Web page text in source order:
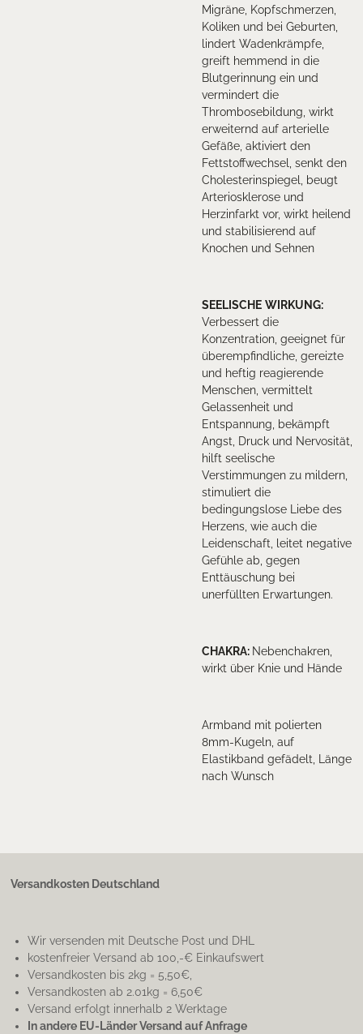
Migräne, Kopfschmerzen,
Koliken und bei Geburten,
lindert Wadenkrämpfe,
greift hemmend in die
Blutgerinnung ein und
vermindert die
Thrombosebildung, wirkt
erweiternd auf arterielle
Gefäße, aktiviert den
Fettstoffwechsel, senkt den
Cholesterinspiegel, beugt
Arteriosklerose und
Herzinfarkt vor, wirkt heilend
und stabilisierend auf
Knochen und Sehnen
SEELISCHE WIRKUNG:
Verbessert die
Konzentration, geeignet für
überempfindliche, gereizte
und heftig reagierende
Menschen, vermittelt
Gelassenheit und
Entspannung, bekämpft
Angst, Druck und Nervosität,
hilft seelische
Verstimmungen zu mildern,
stimuliert die
bedingungslose Liebe des
Herzens, wie auch die
Leidenschaft, leitet negative
Gefühle ab, gegen
Enttäuschung bei
unerfüllten Erwartungen.
CHAKRA: Nebenchakren,
wirkt über Knie und Hände
Armband mit polierten
8mm-Kugeln, auf
Elastikband gefädelt, Länge
nach Wunsch
Versandkosten Deutschland
Wir versenden mit Deutsche Post und DHL
kostenfreier Versand ab 100,-€ Einkaufswert
Versandkosten bis 2kg = 5,50€,
Versandkosten ab 2.01kg = 6,50€
Versand erfolgt innerhalb 2 Werktage
In andere EU-Länder Versand auf Anfrage